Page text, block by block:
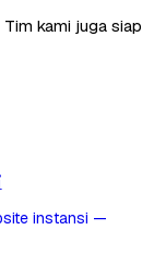
kami juga siap
instansi —